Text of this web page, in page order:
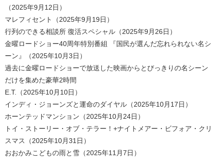
（2025年9月12日）
マレフィセント（2025年9月19日）
行列のできる相談所 復活スペシャル（2025年9月26日）
金曜ロードショー40周年特別番組 『国民が選んだ忘れられない名シ
ーン』（2025年10月3日）
過去に金曜ロードショーで放送した映画からとびっきりの名シーン
だけを集めた豪華2時間
E.T.（2025年10月10日）
インディ・ジョーンズと運命のダイヤル（2025年10月17日）
ホーンテッドマンション（2025年10月24日）
トイ・ストーリー・オブ・テラー！+ナイトメアー・ビフォア・クリ
スマス（2025年10月31日）
おおかみこどもの雨と雪（2025年11月7日）